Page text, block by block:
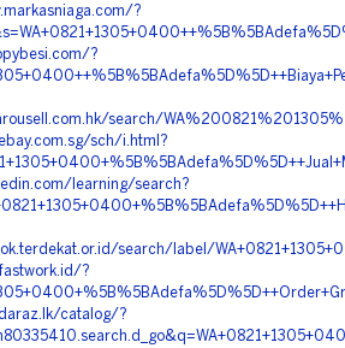
?
?
search/
sch/i.html?
learning/search?
search/label/
?
catalog/?